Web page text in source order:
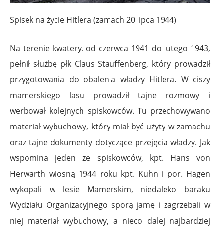
Spisek na życie Hitlera (zamach 20 lipca 1944)
Na terenie kwatery, od czerwca 1941 do lutego 1943,
pełnił służbę płk Claus Stauffenberg, który prowadził
przygotowania do obalenia władzy Hitlera. W ciszy
mamerskiego lasu prowadził tajne rozmowy i
werbował kolejnych spiskowców. Tu przechowywano
materiał wybuchowy, który miał być użyty w zamachu
oraz tajne dokumenty dotyczące przejęcia władzy. Jak
wspomina jeden ze spiskowców, kpt. Hans von
Herwarth wiosną 1944 roku kpt. Kuhn i por. Hagen
wykopali w lesie Mamerskim, niedaleko baraku
Wydziału Organizacyjnego sporą jamę i zagrzebali w
niej materiał wybuchowy, a nieco dalej najbardziej